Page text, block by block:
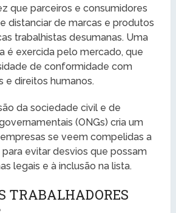
que parceiros e consumidores
distanciar de marcas e produtos
trabalhistas desumanas. Uma
é exercida pelo mercado, que
de conformidade com
e direitos humanos.
da sociedade civil e de
(ONGs) cria um
se veem compelidas a
evitar desvios que possam
legais e à inclusão na lista.
TRABALHADORES